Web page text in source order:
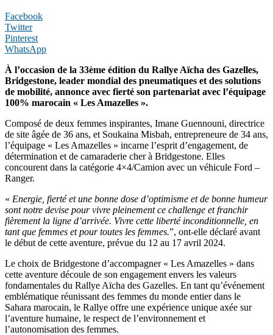
Facebook
Twitter
Pinterest
WhatsApp
À l’occasion de la 33ème édition du Rallye Aïcha des Gazelles,
Bridgestone, leader mondial des pneumatiques et des solutions
de mobilité, annonce avec fierté son partenariat avec l’équipage
100% marocain « Les Amazelles ».
Composé de deux femmes inspirantes, Imane Guennouni, directrice
de site âgée de 36 ans, et Soukaina Misbah, entrepreneure de 34 ans,
l’équipage « Les Amazelles » incarne l’esprit d’engagement, de
détermination et de camaraderie cher à Bridgestone. Elles
concourent dans la catégorie 4×4/Camion avec un véhicule Ford –
Ranger.
« Energie, fierté et une bonne dose d’optimisme et de bonne humeur
sont notre devise pour vivre pleinement ce challenge et franchir
fièrement la ligne d’arrivée. Vivre cette liberté inconditionnelle, en
tant que femmes et pour toutes les femmes.”, ont-elle déclaré avant
le début de cette aventure, prévue du 12 au 17 avril 2024.
Le choix de Bridgestone d’accompagner « Les Amazelles » dans
cette aventure découle de son engagement envers les valeurs
fondamentales du Rallye Aïcha des Gazelles. En tant qu’événement
emblématique réunissant des femmes du monde entier dans le
Sahara marocain, le Rallye offre une expérience unique axée sur
l’aventure humaine, le respect de l’environnement et
l’autonomisation des femmes.